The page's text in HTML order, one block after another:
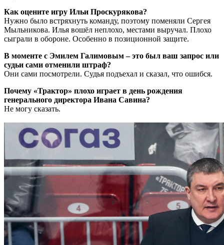
Как оцените игру Ильи Проскурякова?
Нужно было встряхнуть команду, поэтому поменяли Сергея
Мыльникова. Илья вошёл неплохо, местами выручал. Плохо
сыграли в обороне. Особенно в позиционной защите.
В моменте с Эмилем Галимовым – это был ваш запрос или
судьи сами отменили штраф?
Они сами посмотрели. Судья подъехал и сказал, что ошибся.
Почему «Трактор» плохо играет в день рождения
генерального директора Ивана Савина?
Не могу сказать.